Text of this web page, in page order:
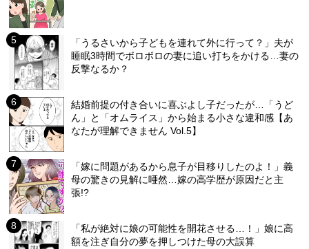
「うるさいから子どもを連れて外に行って？」夫が
睡眠3時間でボロボロの妻に追い打ちをかける…妻の
反撃なるか？
結婚前提の付き合いに喜ぶよし子だったが…「うど
ん」と「オムライス」から始まる小さな違和感【あ
なたが理解できません Vol.5】
「嫁に問題があるから息子が目移りしたのよ！」義
母の驚きの見解に唖然…嫁の高学歴が原因だと主
張!?
「私が絶対に娘の可能性を開花させる…！」娘に高
額を注ぎ自分の夢を押しつけた母の大誤算